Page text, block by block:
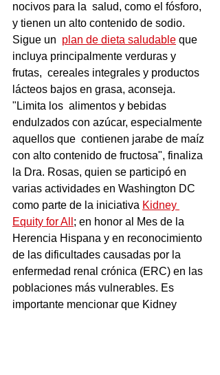
nocivos para la  salud, como el fósforo,
y tienen un alto contenido de sodio.
Sigue un plan de dieta saludable que
incluya principalmente verduras y
frutas,  cereales integrales y productos
lácteos bajos en grasa, aconseja.
"Limita los  alimentos y bebidas
endulzados con azúcar, especialmente
aquellos que  contienen jarabe de maíz
con alto contenido de fructosa", finaliza
la Dra. Rosas, quien se participó en
varias actividades en Washington DC
como parte de la iniciativa Kidney
Equity for All ; en honor al Mes de la
Herencia Hispana y en reconocimiento
de las dificultades causadas por la
enfermedad renal crónica (ERC) en las
poblaciones más vulnerables. Es
importante mencionar que Kidney